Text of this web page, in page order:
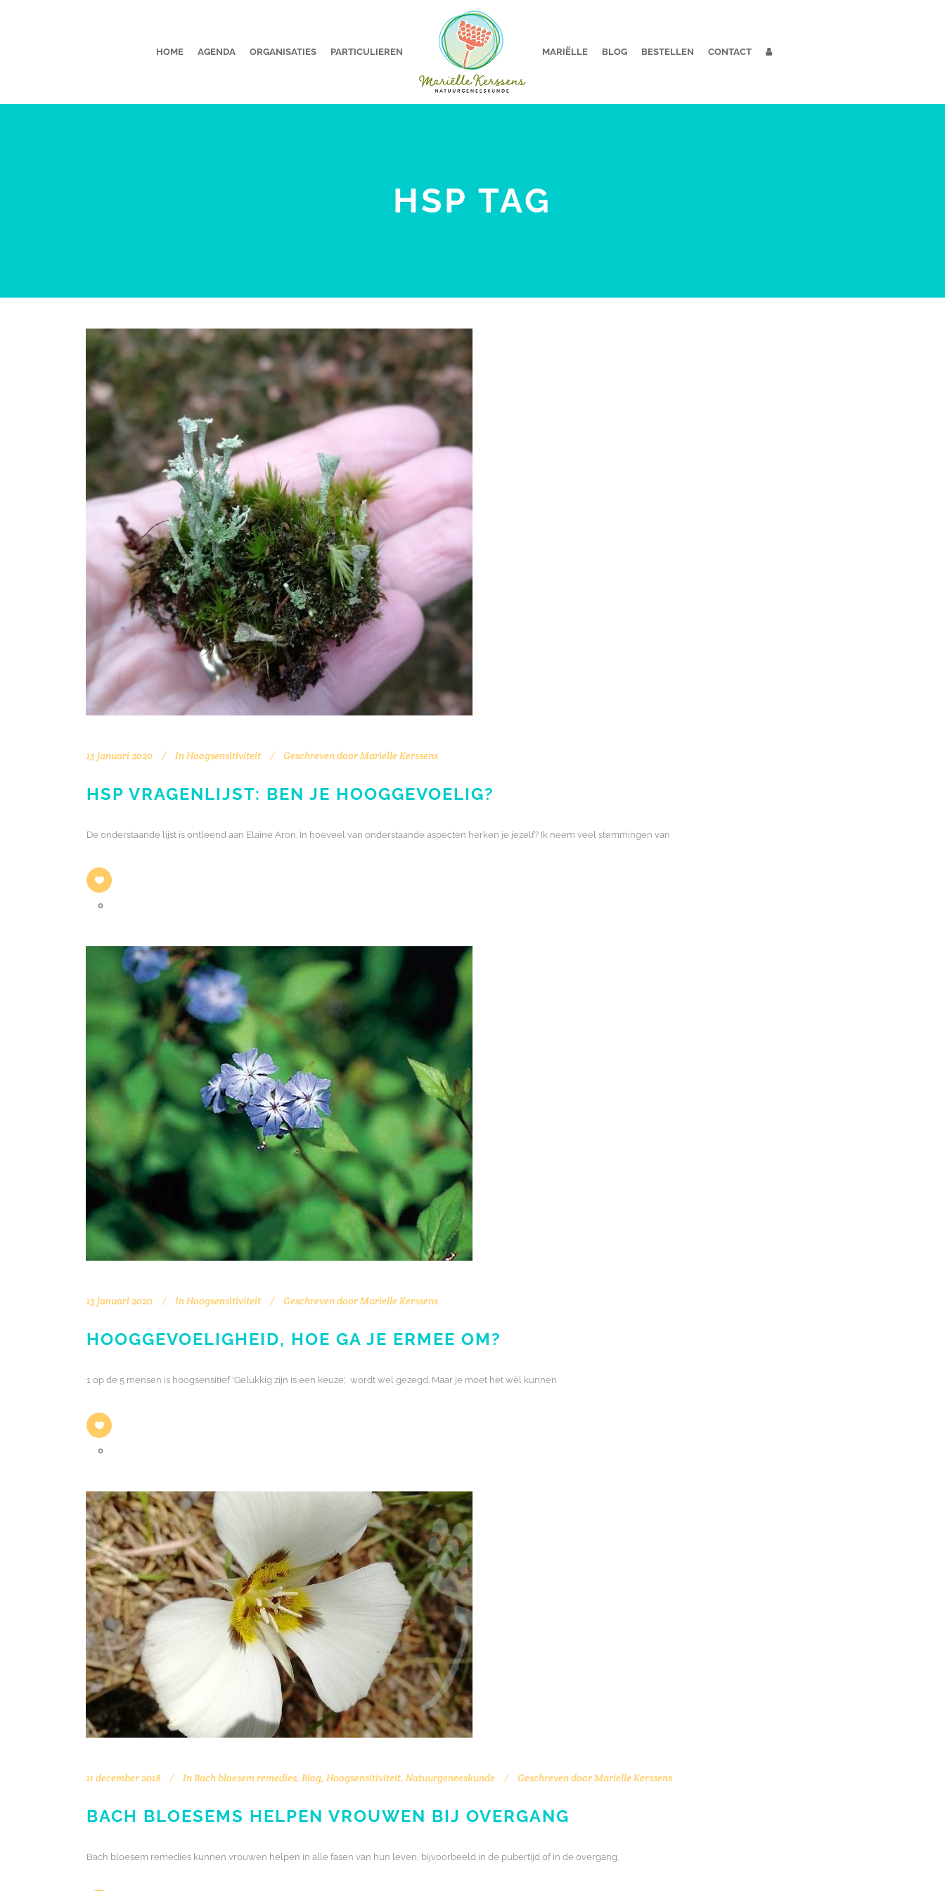
HOME AGENDA ORGANISATIES PARTICULIEREN MARIËLLE BLOG BESTELLEN CONTACT
HSP TAG
13 januari 2020 InHoogsensitiviteit Geschreven doorMarielle Kerssens
HSP VRAGENLIJST: BEN JE HOOGGEVOELIG?
De onderstaande lijst is ontleend aan Elaine Aron. In hoeveel van onderstaande aspecten herken je jezelf? Ik neem veel stemmingen van
0
13 januari 2020 InHoogsensitiviteit Geschreven doorMarielle Kerssens
HOOGGEVOELIGHEID, HOE GA JE ERMEE OM?
1 op de 5 mensen is hoogsensitief ‘Gelukkig zijn is een keuze’, wordt wel gezegd. Maar je moet het wèl kunnen
0
11 december 2018 In Bach bloesem remedies, Blog, Hoogsensitiviteit, Natuurgeneeskunde Geschreven doorMarielle Kerssens
BACH BLOESEMS HELPEN VROUWEN BIJ OVERGANG
Bach bloesem remedies kunnen vrouwen helpen in alle fasen van hun leven, bijvoorbeeld in de pubertijd of in de overgang.